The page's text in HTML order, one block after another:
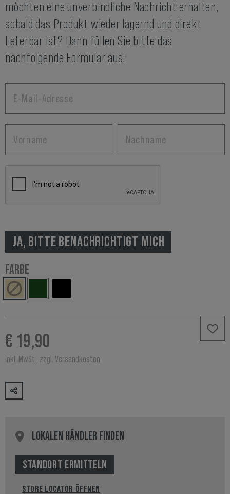
möchten eine unverbindliche Nachricht erhalten,
sobald das Produkt wieder lagernd und direkt
lieferbar ist? Dann füllen Sie bitte das
nachfolgende Formular aus:
JA, BITTE BENACHRICHTIGT MICH
FARBE
€ 19,90
inkl. MwSt., zzgl. Versandkosten
LOKALEN HÄNDLER FINDEN
STANDORT ERMITTELN
STORE LOCATOR ÖFFNEN